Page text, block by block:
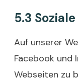
5.3
Auf unserer
Facebook und
Webseiten zu